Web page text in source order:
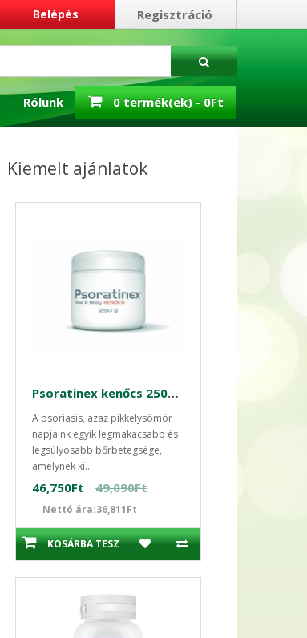
Belépés Regisztráció
Rólunk 0 termék(ek) - 0Ft
Kiemelt ajánlatok
Psoratinex kenőcs 250g - Pikkelysömör kezelése
A psoriasis, azaz pikkelysömör
napjaink egyik legmakacsabb és
legsúlyosabb bőrbetegsége,
amelynek ki..
46,750Ft 49,090Ft
Nettó ára:36,811Ft
KOSÁRBA TESZ